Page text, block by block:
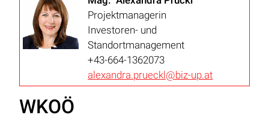
Projektmanagerin
Investoren- und
Standortmanagement
+43-664-1362073
alexandra.prueckl@biz-up.at
WKOÖ